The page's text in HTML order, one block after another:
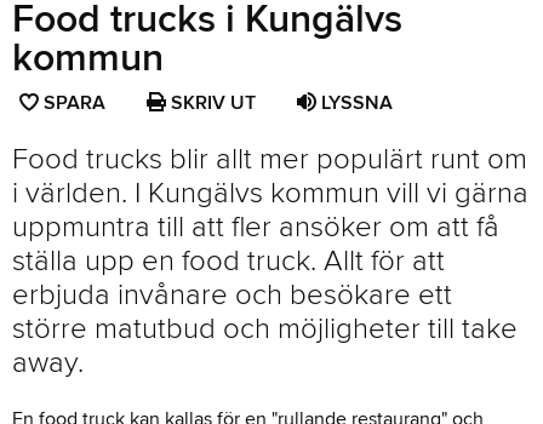
Food trucks i Kungälvs
kommun
SPARA SPARA
SOM
FAVORIT
SKRIV UT LYSSNA
Food trucks blir allt mer populärt runt om
i världen. I Kungälvs kommun vill vi gärna
uppmuntra till att fler ansöker om att få
ställa upp en food truck. Allt för att
erbjuda invånare och besökare ett
större matutbud och möjligheter till take
away.
En food truck kan kallas för en "rullande restaurang" och